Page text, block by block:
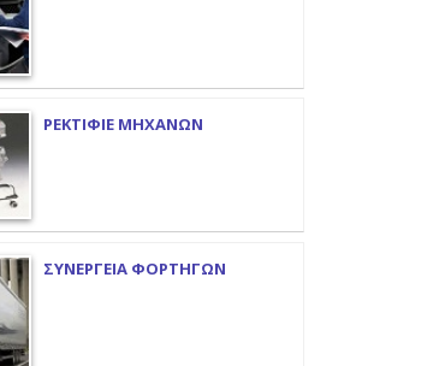
ΡΕΚΤΙΦΙΕ ΜΗΧΑΝΩΝ
ΣΥΝΕΡΓΕΙΑ ΦΟΡΤΗΓΩΝ